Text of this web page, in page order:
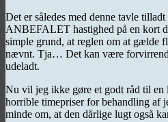
Det er således med denne tavle
ANBEFALET hastighed på en kort
simple grund, at reglen om at gælde
nævnt. Tja… Det kan være
udeladt.
Nu vil jeg ikke gøre et godt råd til en
horrible timepriser for behandling af
minde om, at den dårlige lugt også